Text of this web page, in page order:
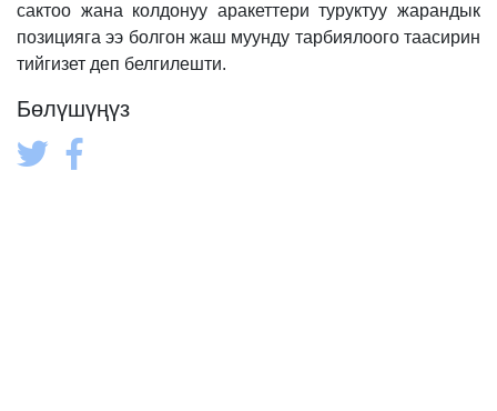
сактоо жана колдонуу аракеттери туруктуу жарандык
позицияга ээ болгон жаш муунду тарбиялоого таасирин
тийгизет деп белгилешти.
Бөлүшүңүз